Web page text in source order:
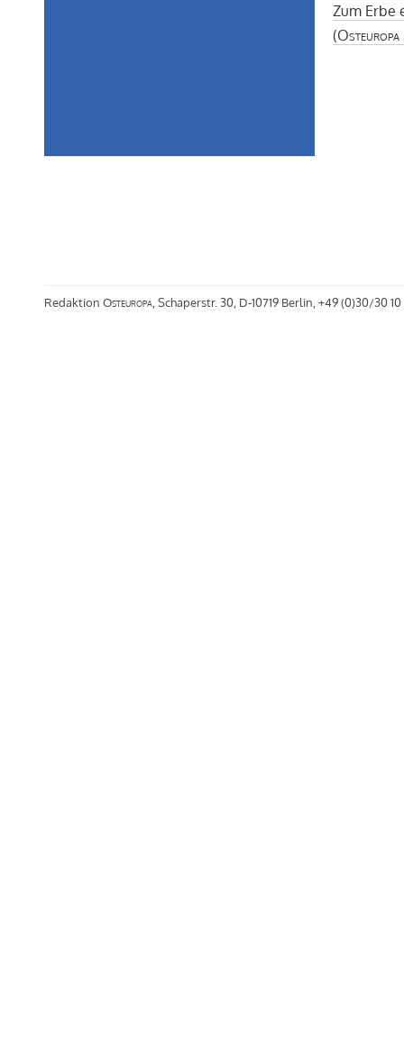
Zum Erbe
(Osteuropa
Redaktion Osteuropa, Schaperstr. 30, D-10719 Berlin, +49 (0)30/30